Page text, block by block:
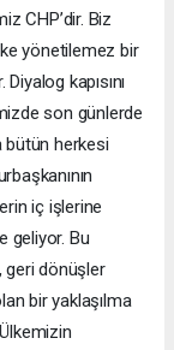
CHP’dir. Biz
yönetilemez bir
kapısını
son günlerde
bütün herkesi
iç işlerine
geliyor. Bu
geri dönüşler
bir yaklaşılma